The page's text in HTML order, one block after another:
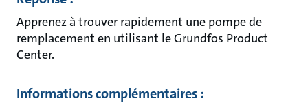
Apprenez à trouver rapidement une pompe de
remplacement en utilisant le Grundfos Product
Center.
Informations complémentaires :